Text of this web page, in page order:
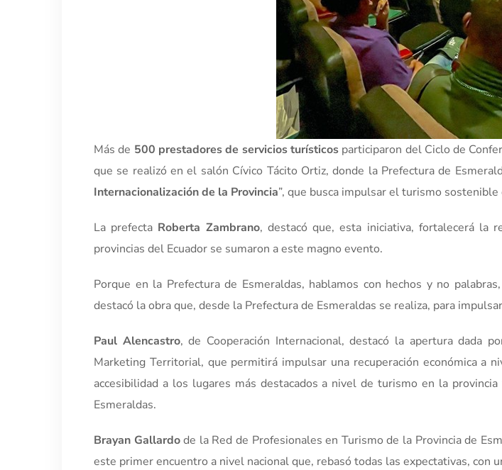
Más de 500 prestadores de servicios turísticosparticiparon del Ciclo de
que se realizó en el salón Cívico Tácito Ortiz, donde la Prefectura de
Internacionalización de la Provincia”, que busca impulsar el turismo
La prefecta Roberta Zambrano, destacó que, esta iniciativa, fortalecerá la
provincias del Ecuador se sumaron a este magno evento.
Porque en la Prefectura de Esmeraldas, hablamos con hechos y no palabras,
destacó la obra que, desde la Prefectura de Esmeraldas se realiza, para
Paul Alencastro, de Cooperación Internacional, destacó la apertura dada
Marketing Territorial, que permitirá impulsar una recuperación económica a
accesibilidad a los lugares más destacados a nivel de turismo en la
Esmeraldas.
Brayan Gallardode la Red de Profesionales en Turismo de la Provincia de
este primer encuentro a nivel nacional que, rebasó todas las expectativas, con